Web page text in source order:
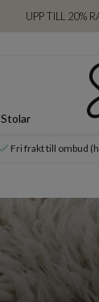
UPP TILL 20%
Stolar
Fri frakt till ombud